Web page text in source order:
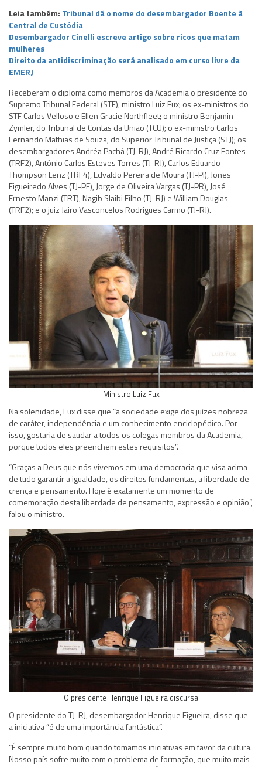
Leia também: Tribunal dá o nome do desembargador Boente à
Central de Custódia
Desembargador Cinelli escreve artigo sobre ricos que matam
mulheres
Direito da antidiscriminação será analisado em curso livre da
EMERJ
Receberam o diploma como membros da Academia o presidente do
Supremo Tribunal Federal (STF), ministro Luiz Fux; os ex-ministros do
STF Carlos Velloso e Ellen Gracie Northfleet; o ministro Benjamin
Zymler, do Tribunal de Contas da União (TCU); o ex-ministro Carlos
Fernando Mathias de Souza, do Superior Tribunal de Justiça (STJ); os
desembargadores Andréa Pachá (TJ-RJ), André Ricardo Cruz Fontes
(TRF2), Antônio Carlos Esteves Torres (TJ-RJ), Carlos Eduardo
Thompson Lenz (TRF4), Edvaldo Pereira de Moura (TJ-PI), Jones
Figueiredo Alves (TJ-PE), Jorge de Oliveira Vargas (TJ-PR), José
Ernesto Manzi (TRT), Nagib Slaibi Filho (TJ-RJ) e William Douglas
(TRF2); e o juiz Jairo Vasconcelos Rodrigues Carmo (TJ-RJ).
Ministro Luiz Fux
Na solenidade, Fux disse que “a sociedade exige dos juízes nobreza
de caráter, independência e um conhecimento enciclopédico. Por
isso, gostaria de saudar a todos os colegas membros da Academia,
porque todos eles preenchem estes requisitos”.
“Graças a Deus que nós vivemos em uma democracia que visa acima
de tudo garantir a igualdade, os direitos fundamentas, a liberdade de
crença e pensamento. Hoje é exatamente um momento de
comemoração desta liberdade de pensamento, expressão e opinião”,
falou o ministro.
O presidente Henrique Figueira discursa
O presidente do TJ-RJ, desembargador Henrique Figueira, disse que
a iniciativa “é de uma importância fantástica”.
“É sempre muito bom quando tomamos iniciativas em favor da cultura.
Nosso país sofre muito com o problema de formação, que muito mais